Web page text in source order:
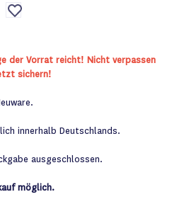
Auf
die
der Vorrat reicht! Nicht verpassen
sichern!
innerhalb Deutschlands.
ausgeschlossen.
möglich.